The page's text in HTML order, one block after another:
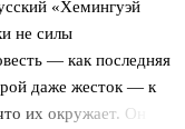
«Хемингуэй
не силы
— как последняя
даже жесток — к
их окружает. Он